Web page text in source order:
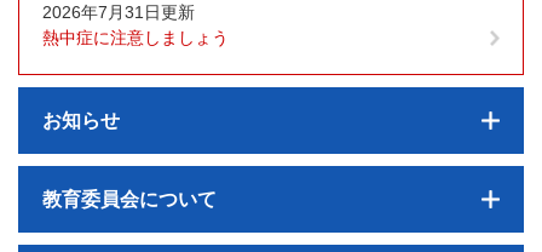
2026年7月31日更新
熱中症に注意しましょう
お知らせ
教育委員会について